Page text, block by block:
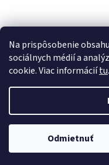
Na prispôsobenie
sociálnych médií a
cookie. Viac informáciítu.
Odmietnuť
á
Copyright 2026